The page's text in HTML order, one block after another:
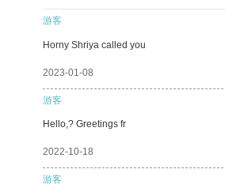
游客
Horny Shriya called you
2023-01-08
游客
Hello,? Greetings fr
2022-10-18
游客